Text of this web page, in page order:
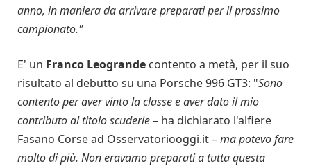
anno, in maniera da arrivare preparati per il prossimo
campionato."
E' un Franco Leogrande contento a metà, per il suo
risultato al debutto su una Porsche 996 GT3: "Sono
contento per aver vinto la classe e aver dato il mio
contributo al titolo scuderie – ha dichiarato l'alfiere
Fasano Corse ad Osservatoriooggi.it– ma potevo fare
molto di più. Non eravamo preparati a tutta questa